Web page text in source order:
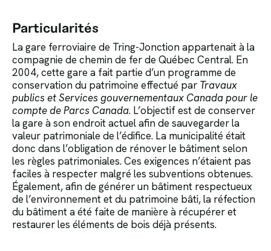
Particularités
La gare ferroviaire de Tring-Jonction appartenait à la
compagnie de chemin de fer de Québec Central. En
2004, cette gare a fait partie d’un programme de
conservation du patrimoine effectué par Travaux
publics et Services gouvernementaux Canada pour le
compte de Parcs Canada. L’objectif est de conserver
la gare à son endroit actuel afin de sauvegarder la
valeur patrimoniale de l’édifice. La municipalité était
donc dans l’obligation de rénover le bâtiment selon
les règles patrimoniales. Ces exigences n’étaient pas
faciles à respecter malgré les subventions obtenues.
Également, afin de générer un bâtiment respectueux
de l’environnement et du patrimoine bâti, la réfection
du bâtiment a été faite de manière à récupérer et
restaurer les éléments de bois déjà présents.